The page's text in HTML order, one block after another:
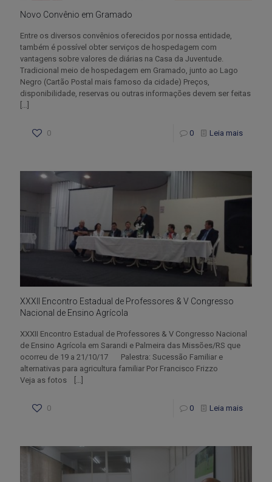
Novo Convênio em Gramado
Entre os diversos convênios oferecidos por nossa entidade,
também é possível obter serviços de hospedagem com
vantagens sobre valores de diárias na Casa da Juventude.
Tradicional meio de hospedagem em Gramado, junto ao Lago
Negro (Cartão Postal mais famoso da cidade) Preços,
disponibilidade, reservas ou outras informações devem ser feitas
0 0 Leia mais
XXXII Encontro Estadual de Professores & V Congresso
Nacional de Ensino Agrícola
XXXII Encontro Estadual de Professores & V Congresso Nacional
de Ensino Agrícola em Sarandi e Palmeira das Missões/RS que
ocorreu de 19 a 21/10/17 Palestra: Sucessão Familiar e
alternativas para agricultura familiar Por Francisco Frizzo
Veja as fotos
[…]
0 0 Leia mais